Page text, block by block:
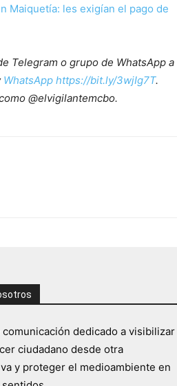
Maiquetía: les exigían el pago de
Telegram o grupo de WhatsApp a
WhatsApp https://bit.ly/3wjIg7T.
@elvigilantemcbo.
comunicación dedicado a visibilizar
ciudadano desde otra
y proteger el medioambiente en